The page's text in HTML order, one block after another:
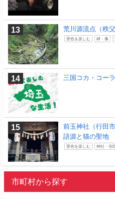
荒川源流点（秩父
景色を楽しむ 碑・像
三国コカ・コー
前玉神社（行田
語源と猫の聖地
景色を楽しむ 神社・寺
市町村から探す